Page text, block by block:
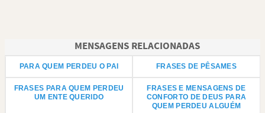
MENSAGENS RELACIONADAS
PARA QUEM PERDEU O PAI FRASES DE PÊSAMES
FRASES PARA QUEM PERDEU
UM ENTE QUERIDO
FRASES E MENSAGENS DE
CONFORTO DE DEUS PARA
QUEM PERDEU ALGUÉM